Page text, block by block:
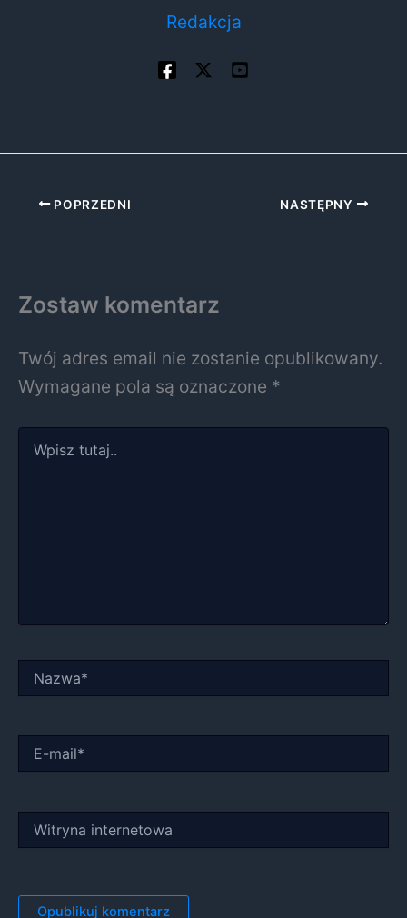
Redakcja
POPRZEDNI NASTĘPNY
Zostaw komentarz
Twój adres email nie zostanie opublikowany.
Wymagane pola są oznaczone *
tutaj..
mail*
internetowa